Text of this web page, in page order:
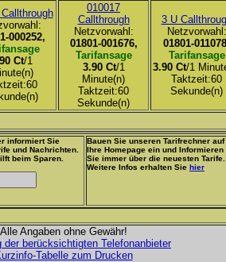
000252,
Ct/1
010017
Callthrough
Netzvorwahl:
01801-001676,
Tarifansage
3.90 Ct/1
Minute(n)
Taktzeit:60
Sekunde(n)
3 U
Netzvorwahl:
01801-
Tarifansage
3.90 Ct/1
Taktzeit:60
Sekunde(n)
informiert Sie
und Nachrichten.
beim Sparen.
Bauen Sie unseren Tarifrechner auf
Ihre Homepage ein und Informieren
Sie immer über die neuesten Tarife.
Weitere Infos erhalten Sie hier
Alle Angaben ohne Gewähr!
der berücksichtigten Telefonanbieter
Tabelle zum Drucken